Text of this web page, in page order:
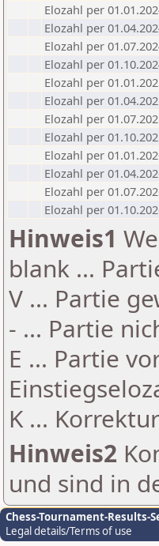
Elozahl per
Elozahl per
Elozahl per
Elozahl per
Elozahl per
Elozahl per
Elozahl per
Elozahl per
Elozahl per
Elozahl per
Elozahl per
Elozahl per
Hinweis1
blank ...
V ... Partie
- ... Partie
E ... Partie
K ...
Hinweis2
und sind in
Chess-Tournament-Results-
Legal details/Terms of use